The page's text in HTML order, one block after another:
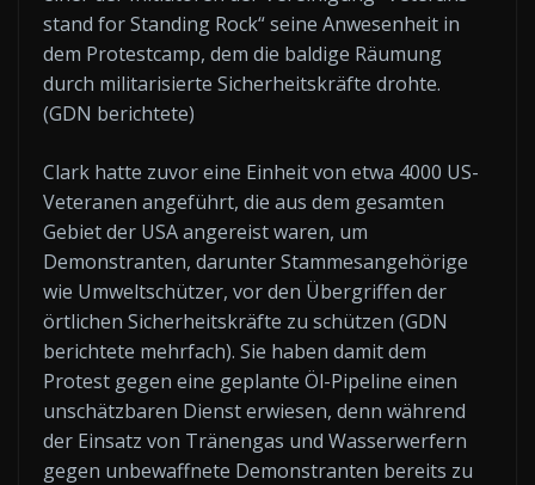
stand for Standing Rock“ seine Anwesenheit in
dem Protestcamp, dem die baldige Räumung
durch militarisierte Sicherheitskräfte drohte.
(GDN berichtete)
Clark hatte zuvor eine Einheit von etwa 4000 US-
Veteranen angeführt, die aus dem gesamten
Gebiet der USA angereist waren, um
Demonstranten, darunter Stammesangehörige
wie Umweltschützer, vor den Übergriffen der
örtlichen Sicherheitskräfte zu schützen (GDN
berichtete mehrfach). Sie haben damit dem
Protest gegen eine geplante Öl-Pipeline einen
unschätzbaren Dienst erwiesen, denn während
der Einsatz von Tränengas und Wasserwerfern
gegen unbewaffnete Demonstranten bereits zu